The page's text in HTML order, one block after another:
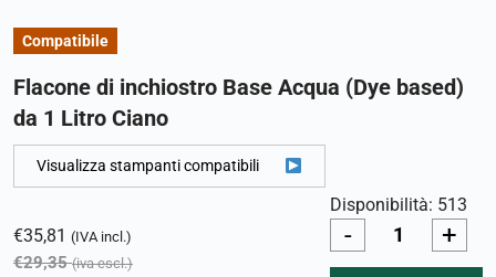
Compatibile
Flacone di inchiostro Base Acqua (Dye based)
da 1 Litro Ciano
Visualizza stampanti compatibili
€35,81 (IVA incl.)
€29,35 (iva escl.)
Disponibilità: 513
- +